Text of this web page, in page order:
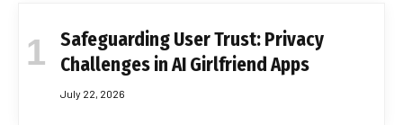
Safeguarding User Trust: Privacy
Challenges in AI Girlfriend Apps
July 22, 2026